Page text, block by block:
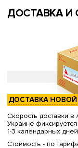
ДОСТАВКА И
ДОСТАВКА
Скорость доставки
Украине
1-3 календарных
Стоимость - по